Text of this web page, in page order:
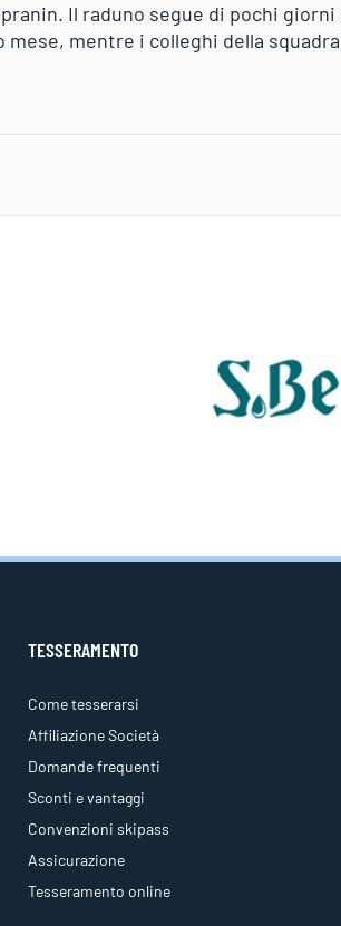
Il raduno segue di pochi giorni
mentre i colleghi della
TESSERAMENTO
Come tesserarsi
Affiliazione Società
Domande frequenti
Sconti e vantaggi
Convenzioni skipass
Assicurazione
Tesseramento online